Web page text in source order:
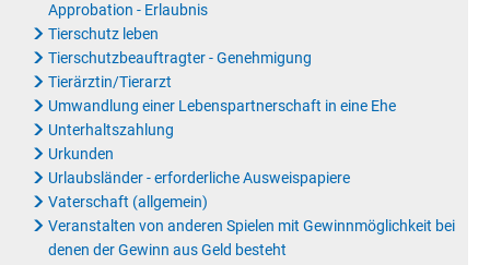
Approbation - Erlaubnis
Tierschutz leben
Tierschutzbeauftragter - Genehmigung
Tierärztin/Tierarzt
Umwandlung einer Lebenspartnerschaft in eine Ehe
Unterhaltszahlung
Urkunden
Urlaubsländer - erforderliche Ausweispapiere
Vaterschaft (allgemein)
Veranstalten von anderen Spielen mit Gewinnmöglichkeit bei
denen der Gewinn aus Geld besteht